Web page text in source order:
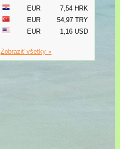
EUR
7,54 HRK
EUR
54,97 TRY
EUR
1,16 USD
Zobraziť všetky »